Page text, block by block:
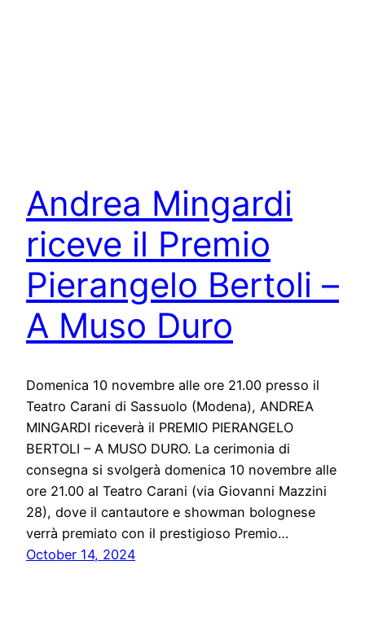
Andrea Mingardi
riceve il Premio
Pierangelo Bertoli –
A Muso Duro
Domenica 10 novembre alle ore 21.00 presso il
Teatro Carani di Sassuolo (Modena), ANDREA
MINGARDI riceverà il PREMIO PIERANGELO
BERTOLI – A MUSO DURO. La cerimonia di
consegna si svolgerà domenica 10 novembre alle
ore 21.00 al Teatro Carani (via Giovanni Mazzini
28), dove il cantautore e showman bolognese
verrà premiato con il prestigioso Premio…
October 14, 2024